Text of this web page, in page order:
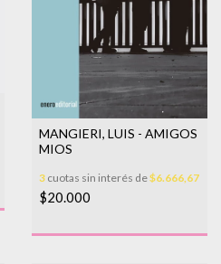
MANGIERI, LUIS - AMIGOS
MIOS
3 cuotas sin interés de$6.666,67
$20.000